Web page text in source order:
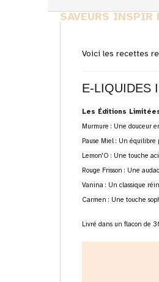
SAVEURS INSPIR
Voici les recettes
E-LIQUIDES
Les Éditions
Murmure: Une douceur
Pause Miel: Un équilibre
Lemon'O : Une touche
Rouge Frisson : Une
Vanina : Un classique
Carmen : Une touche
Livré dans un flacon de